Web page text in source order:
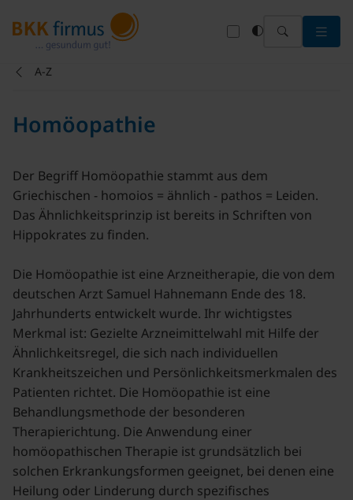
A-Z
Homöopathie
Der Begriff Homöopathie stammt aus dem
Griechischen - homoios = ähnlich - pathos = Leiden.
Das Ähnlichkeitsprinzip ist bereits in Schriften von
Hippokrates zu finden.
Die Homöopathie ist eine Arzneitherapie, die von dem
deutschen Arzt Samuel Hahnemann Ende des 18.
Jahrhunderts entwickelt wurde. Ihr wichtigstes
Merkmal ist: Gezielte Arzneimittelwahl mit Hilfe der
Ähnlichkeitsregel, die sich nach individuellen
Krankheitszeichen und Persönlichkeitsmerkmalen des
Patienten richtet. Die Homöopathie ist eine
Behandlungsmethode der besonderen
Therapierichtung. Die Anwendung einer
homöopathischen Therapie ist grundsätzlich bei
solchen Erkrankungsformen geeignet, bei denen eine
Heilung oder Linderung durch spezifisches